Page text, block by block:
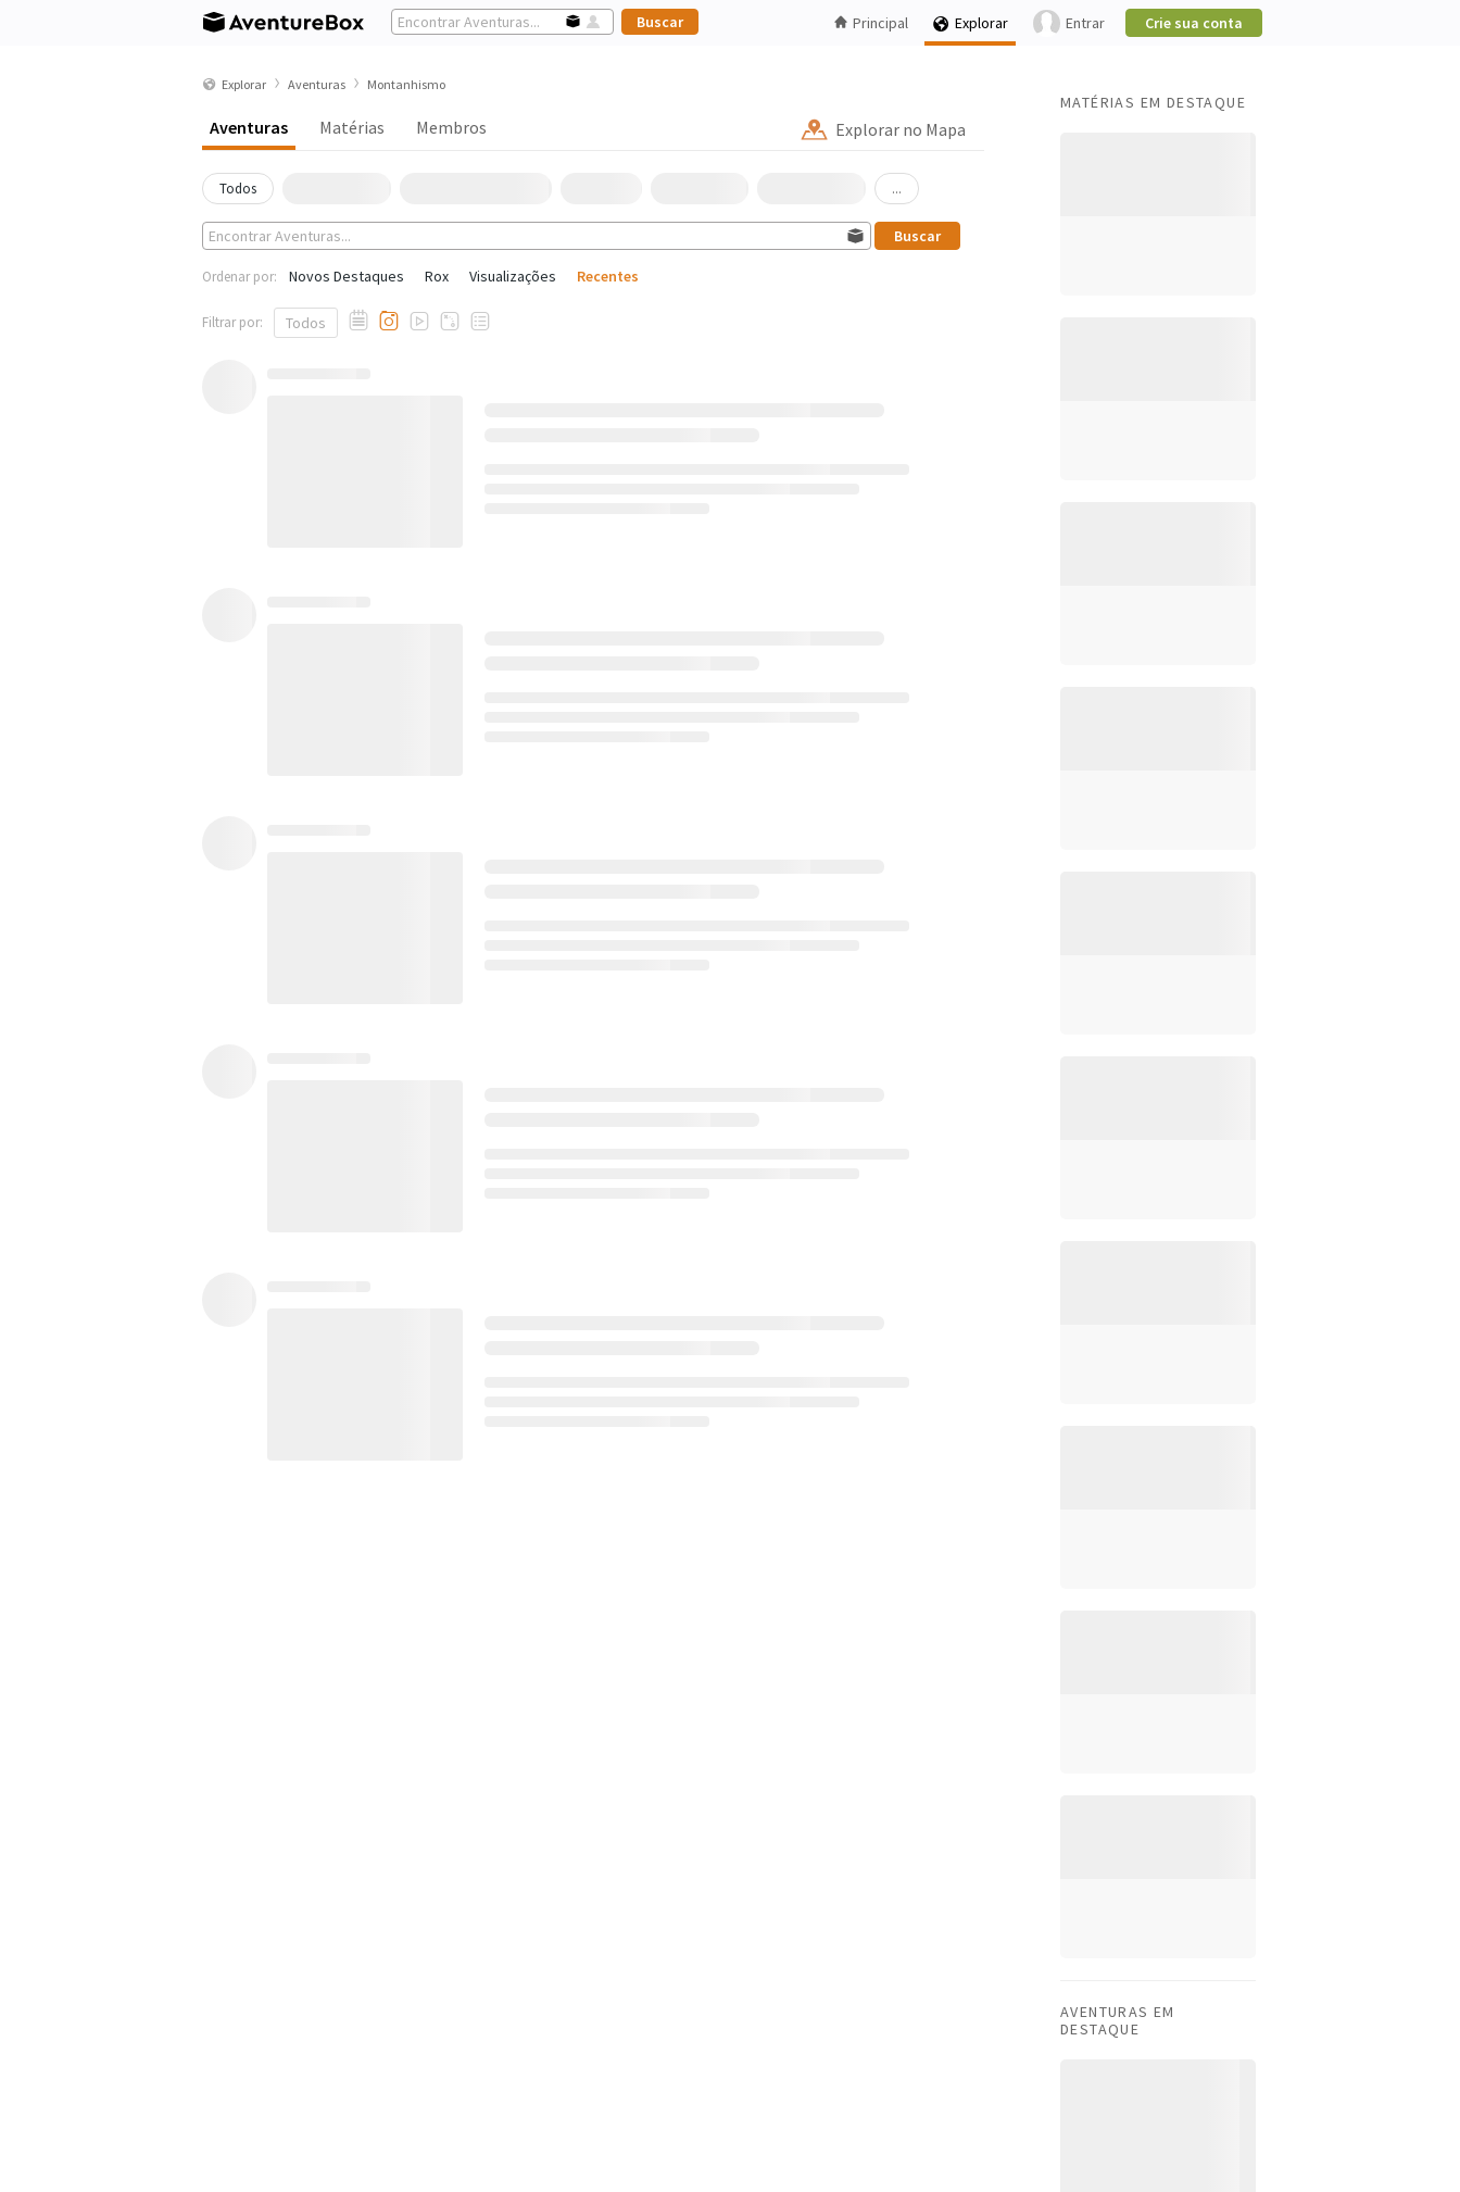
Crie sua conta
Entrar
Explorar
Principal
Explorar Aventuras Montanhismo
Explorar no Mapa
Aventuras Matérias Membros
Todos ...
Ordenar por: Novos Destaques Rox Visualizações Recentes
Filtrar por: Todos
MATÉRIAS EM DESTAQUE
AVENTURAS EM
DESTAQUE